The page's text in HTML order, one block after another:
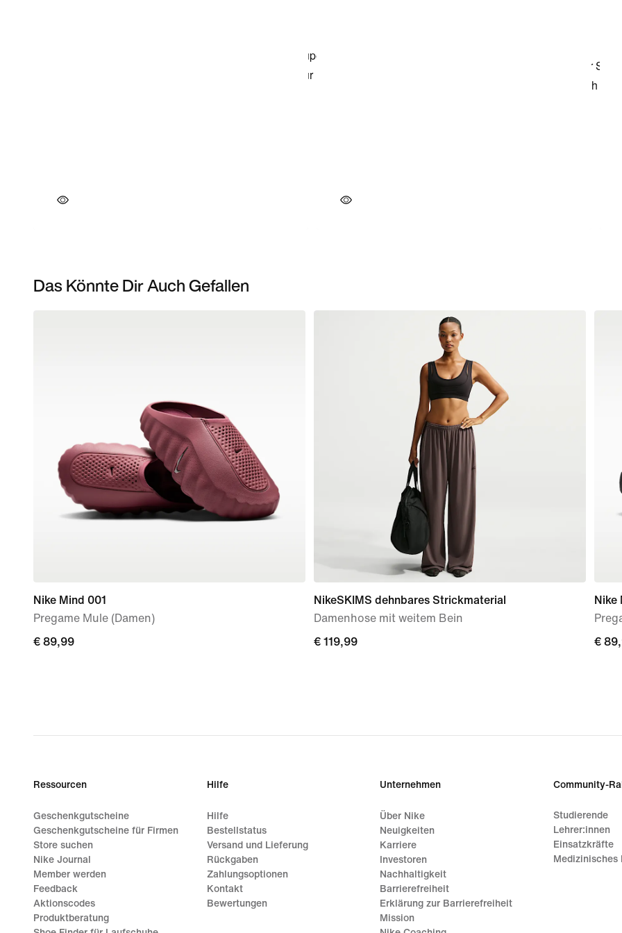
Das Könnte Dir Auch Gefallen
Nike Mind 001
Pregame Mule (Damen)
€ 89,99
€ 89,99
NikeSKIMS dehnbares Strickmaterial
Damenhose mit weitem Bein
€ 119,99
€ 119,99
Nike
€
€
Ressourcen
Geschenkgutscheine
Geschenkgutscheine für Firmen
Store suchen
Nike Journal
Member werden
Feedback
Aktionscodes
Produktberatung
Hilfe
Hilfe
Bestellstatus
Versand und Lieferung
Rückgaben
Zahlungsoptionen
Kontakt
Bewertungen
Unternehmen
Über Nike
Neuigkeiten
Karriere
Investoren
Nachhaltigkeit
Barrierefreiheit
Erklärung zur Barrierefreiheit
Mission
Community-
Studierende
Lehrer:innen
Einsatzkräfte
Medizinisches